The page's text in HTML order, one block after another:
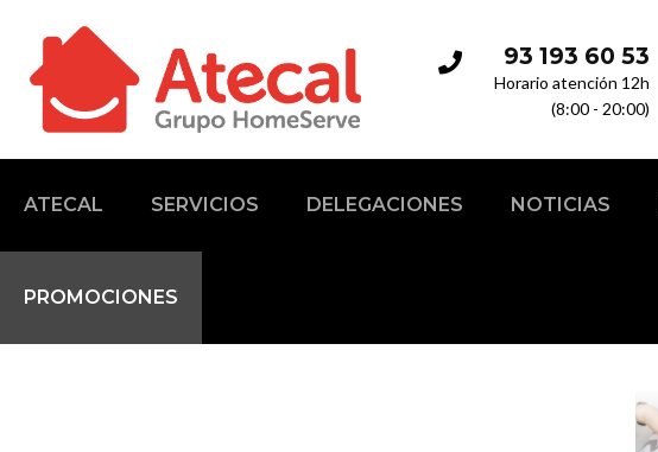
93 193 60 53
Horario atención 12h
(8:00 - 20:00)
ATECAL SERVICIOS DELEGACIONES NOTICIAS
PROMOCIONES